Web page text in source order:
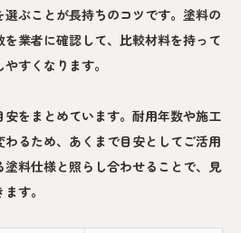
ぶことが長持ちのコツです。塗料の
業者に確認して、比較材料を持って
すくなります。
をまとめています。耐用年数や施工
るため、あくまで目安としてご活用
塗料仕様と照らし合わせることで、見
す。